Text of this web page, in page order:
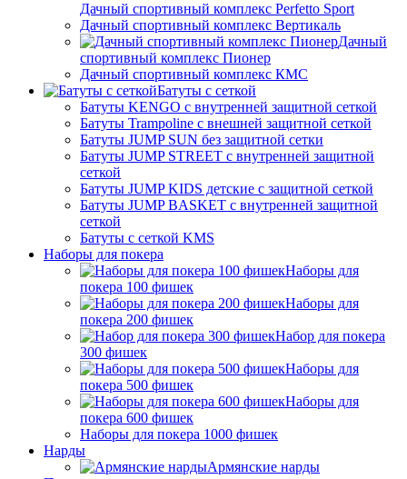
Дачный спортивный комплекс Perfetto Sport
Дачный спортивный комплекс Вертикаль
Дачный
спортивный комплекс Пионер
Дачный спортивный комплекс КМС
Батуты с сеткой
Батуты KENGO с внутренней защитной сеткой
Батуты Trampoline с внешней защитной сеткой
Батуты JUMP SUN без защитной сетки
Батуты JUMP STREET с внутренней защитной
сеткой
Батуты JUMP KIDS детские с защитной сеткой
Батуты JUMP BASKET с внутренней защитной
сеткой
Батуты с сеткой KMS
Наборы для покера
Наборы для
покера 100 фишек
Наборы для
покера 200 фишек
Набор для покера
300 фишек
Наборы для
покера 500 фишек
Наборы для
покера 600 фишек
Наборы для покера 1000 фишек
Нарды
Армянские нарды